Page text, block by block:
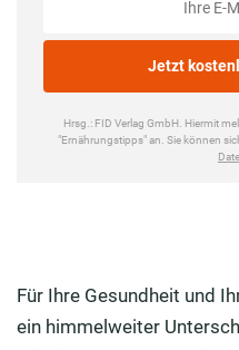
Für Ihre Gesundheit und
ein himmelweiter